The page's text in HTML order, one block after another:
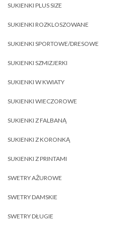
SUKIENKI PLUS SIZE
SUKIENKI ROZKLOSZOWANE
SUKIENKI SPORTOWE/DRESOWE
SUKIENKI SZMIZJERKI
SUKIENKI W KWIATY
SUKIENKI WIECZOROWE
SUKIENKI Z FALBANĄ
SUKIENKI Z KORONKĄ
SUKIENKI Z PRINTAMI
SWETRY AŻUROWE
SWETRY DAMSKIE
SWETRY DŁUGIE